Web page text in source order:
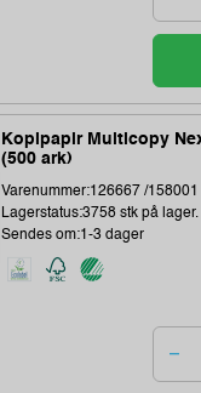
Kopipapir Multicopy
(500 ark)
Varenummer:126667 /158001
Lagerstatus:3758 stk på lager.
Sendes om:1-3 dager